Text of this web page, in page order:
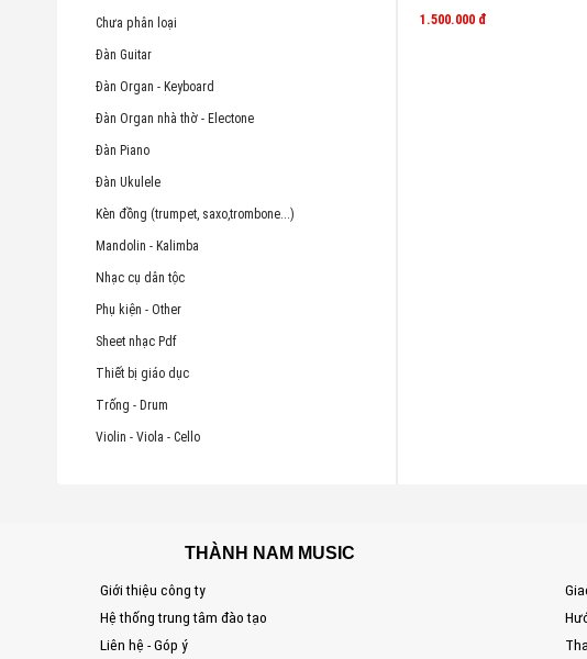
Chưa phân loại
Đàn Guitar
Đàn Organ - Keyboard
Đàn Organ nhà thờ - Electone
Đàn Piano
Đàn Ukulele
Kèn đồng (trumpet, saxo,trombone...)
Mandolin - Kalimba
Nhạc cụ dân tộc
Phụ kiện - Other
Sheet nhạc Pdf
Thiết bị giáo dục
Trống - Drum
Violin - Viola - Cello
1.500.000 đ
THÀNH NAM MUSIC
Giới thiệu công ty
Hệ thống trung tâm đào tạo
Liên hệ - Góp ý
Giao
Hướng
Thanh